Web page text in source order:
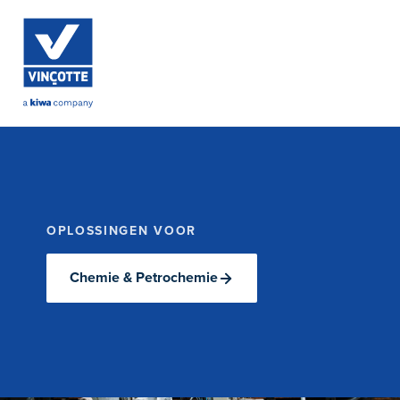
OPLOSSINGEN VOOR
Chemie & Petrochemie